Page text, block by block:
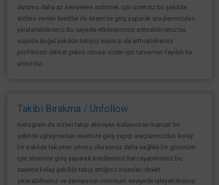
durumu daha az seviyelere indirmek için ücretsiz bir şekilde
sizlere verilen krediler ile sitemize giriş yaparak araçlarımızdan
yaralanabilirsiniz.Bu sayede etkileşiminizi arttırabilirsiniz.bu
sayede doğal şekilde takipçi sayınızı da arttırabilirsiniz
profilinizin dikkat çekici olması sizler için tamamen faydalı bir
unsurdur.
Takibi Bırakma / Unfollow
Instagram da sizleri takip etmeyen kullanıcıları manuel bir
şekilde uğraşmadan sitemize giriş yapıp araçlarımızdan kolay
bir şekilde takipten çıkmış olursunuz daha sağlıklı bir görünüm
için sitemize giriş yaparak kredilerinizi harcayabilirsiniz.bu
sayede kolay şekilde takip ettiğiniz insanları direkt
çıkarabilirsiniz ve zamanınızı minimum seviyede işleyebilirsiniz.